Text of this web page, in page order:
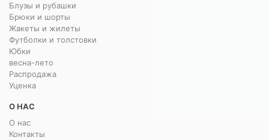
Блузы и рубашки
Брюки и шорты
Жакеты и жилеты
Футболки и толстовки
Юбки
весна-лето
Распродажа
Уценка
О НАС
О нас
Контакты